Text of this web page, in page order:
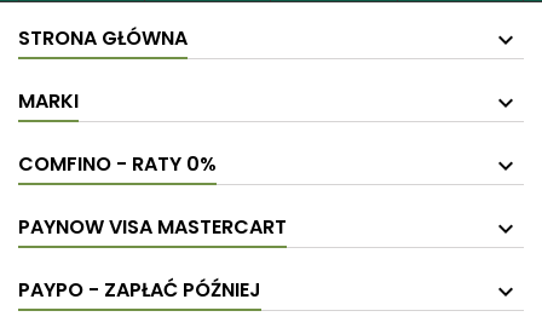
STRONA GŁÓWNA
MARKI
COMFINO - RATY 0%
PAYNOW VISA MASTERCART
PAYPO - ZAPŁAĆ PÓŹNIEJ